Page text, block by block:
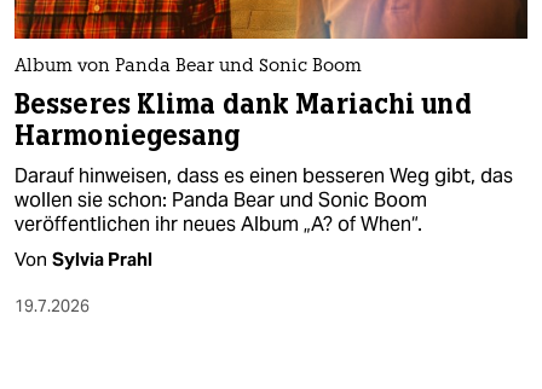
Album von Panda Bear und Sonic Boom
Besseres Klima dank Mariachi und
Harmoniegesang
Darauf hinweisen, dass es einen besseren Weg gibt, das
wollen sie schon: Panda Bear und Sonic Boom
veröffentlichen ihr neues Album „A? of When“.
Von Sylvia Prahl
19.7.2026